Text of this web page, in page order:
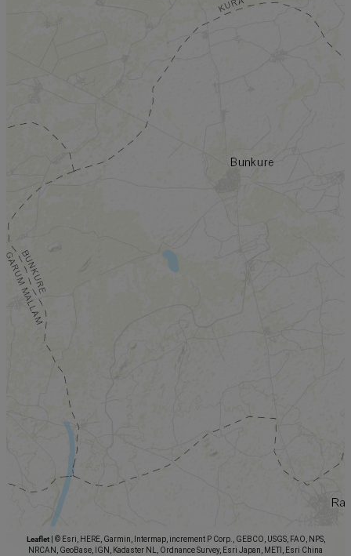
Leaflet
© Esri, HERE, Garmin, Intermap, increment P Corp., GEBCO, USGS, FAO, NPS,
NRCAN, GeoBase, IGN, Kadaster NL, Ordnance Survey, Esri Japan, METI, Esri China